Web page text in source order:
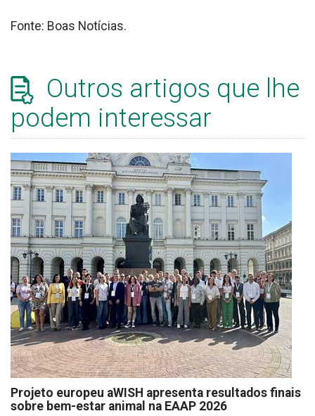
Fonte: Boas Notícias.
Outros artigos que lhe
podem interessar
Projeto europeu aWISH apresenta resultados finais
sobre bem-estar animal na EAAP 2026